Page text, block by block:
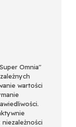
Omnia"
wartości
niezależności